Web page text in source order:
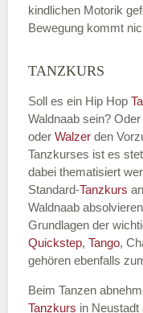
Kontakt
Name des
Tanzart*
kindlichen Motorik
Bewegung kommt
TANZKURS
Soll es ein Hip Hop
Waldnaab sein?
oder Walzer den
Tanzkurses ist es
dabei thematisiert
Standard-Tanzkurs
Waldnaab
Grundlagen der
Quickstep, Tango,
gehören ebenfalls
Beim Tanzen
Tanzkurs in Neustadt